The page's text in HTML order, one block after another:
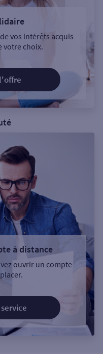
vos intérêts acquis
votre choix.
à distance
ouvrir un compte